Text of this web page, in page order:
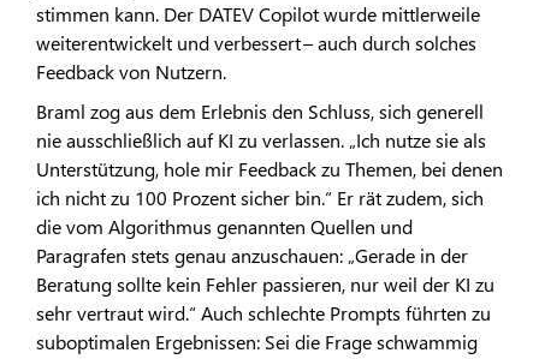
stimmen kann. Der DATEV Copilot wurde mittlerweile
weiterentwickelt und verbessert – auch durch solches
Feedback von Nutzern.
Braml zog aus dem Erlebnis den Schluss, sich generell
nie ausschließlich auf KI zu verlassen. „Ich nutze sie als
Unterstützung, hole mir Feedback zu Themen, bei denen
ich nicht zu 100 Prozent sicher bin.“ Er rät zudem, sich
die vom Algorithmus genannten Quellen und
Paragrafen stets genau anzuschauen: „Gerade in der
Beratung sollte kein Fehler passieren, nur weil der KI zu
sehr vertraut wird.“ Auch schlechte Prompts führten zu
suboptimalen Ergebnissen: Sei die Frage schwammig